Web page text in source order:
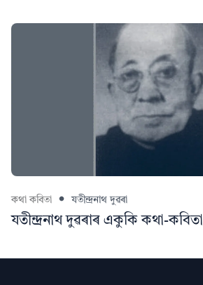
কথা কবিতা যতীন্দ্ৰনাথ দুৱৰা
যতীন্দ্ৰনাথ দুৱৰাৰ একুকি কথা-কবিতা